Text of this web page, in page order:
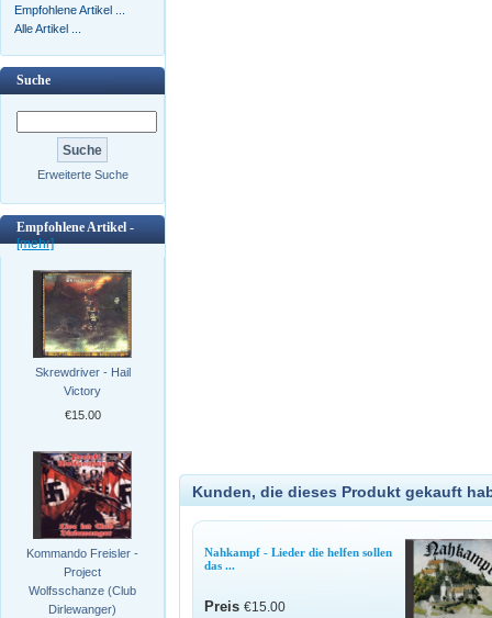
Empfohlene Artikel ...
Alle Artikel ...
Suche
Erweiterte Suche
Empfohlene Artikel -
[mehr]
Skrewdriver - Hail
Victory
€15.00
Kommando Freisler -
Project
Wolfsschanze (Club
Dirlewanger)
Kunden, die dieses Produkt gekauft
Nahkampf - Lieder die helfen sollen
das ...
Preis €15.00